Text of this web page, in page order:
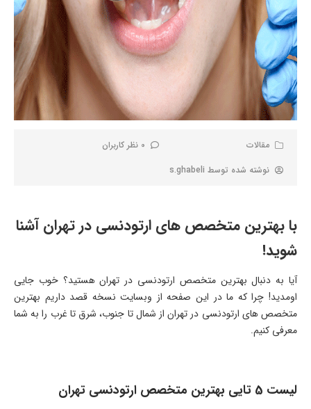
مقالات
0 نظر کاربران
نوشته شده توسط s.ghabeli
با بهترین متخصص های ارتودنسی در تهران آشنا
شوید!
آیا به دنبال بهترین متخصص ارتودنسی در تهران هستید؟ خوب جایی
اومدید! چرا که ما در این صفحه از وبسایت نسخه قصد داریم بهترین
متخصص های ارتودنسی در تهران از شمال تا جنوب، شرق تا غرب را به شما
معرفی کنیم.
لیست 5 تایی بهترین متخصص ارتودنسی تهران